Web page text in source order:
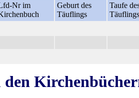
Nr im
Geburt des
Täuflings
Taufe
Täuflings
den